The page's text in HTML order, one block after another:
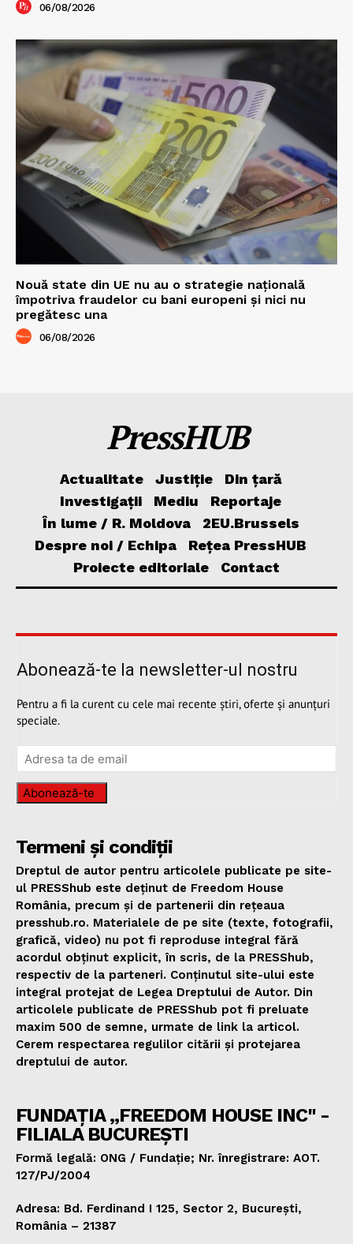
06/08/2026
Nouă state din UE nu au o strategie națională
împotriva fraudelor cu bani europeni și nici nu
pregătesc una
06/08/2026
PressHUB
Actualitate Justiție
Din țară
Investigații
Mediu
Reportaje
În lume / R. Moldova
2EU.Brussels
Despre noi / Echipa
Rețea PressHUB
Proiecte editoriale
Contact
Abonează-te la newsletter-ul nostru
Pentru a fi la curent cu cele mai recente știri, oferte și anunțuri
speciale.
Abonează-te
Termeni și condiții
Dreptul de autor pentru articolele publicate pe site-
ul PRESShub este deținut de Freedom House
România, precum și de partenerii din rețeaua
presshub.ro. Materialele de pe site (texte, fotografii,
grafică, video) nu pot fi reproduse integral fără
acordul obținut explicit, în scris, de la PRESShub,
respectiv de la parteneri. Conținutul site-ului este
integral protejat de Legea Dreptului de Autor. Din
articolele publicate de PRESShub pot fi preluate
maxim 500 de semne, urmate de link la articol.
Cerem respectarea regulilor citării și protejarea
dreptului de autor.
FUNDAȚIA „FREEDOM HOUSE INC" -
FILIALA BUCUREȘTI
Formă legală: ONG / Fundație; Nr. înregistrare: AOT.
127/PJ/2004
Adresa: Bd. Ferdinand I 125, Sector 2, București,
România – 21387